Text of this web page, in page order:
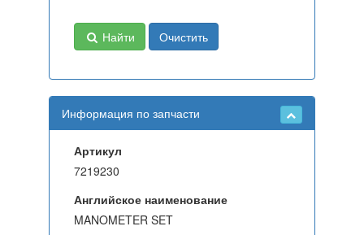
Найти Очистить
Информация по запчасти
Артикул
7219230
Английское наименование
MANOMETER SET